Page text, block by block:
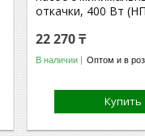
откачки, 400 Вт
22 270 ₸
В наличии Оптом и в
Купить